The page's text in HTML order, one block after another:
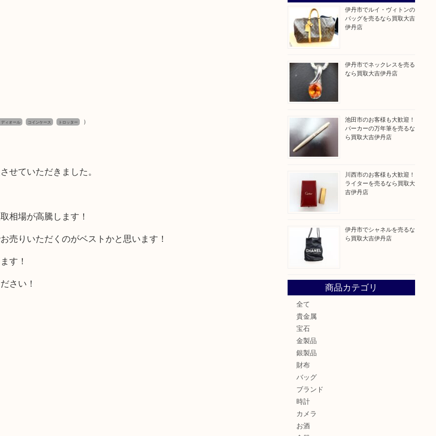
ィオール コインケース トロッター ）
せていただきました。
相場が高騰します！
売りいただくのがベストかと思います！
す！
さい！
伊丹市でルイ・ヴィトンの
バッグを売るなら買取大吉
伊丹店
伊丹市でネックレスを売る
なら買取大吉伊丹店
池田市のお客様も大歓迎！
パーカーの万年筆を売るな
ら買取大吉伊丹店
川西市のお客様も大歓迎！
ライターを売るなら買取大
吉伊丹店
伊丹市でシャネルを売るな
ら買取大吉伊丹店
商品カテゴリ
全て
貴金属
宝石
金製品
銀製品
財布
バッグ
ブランド
時計
カメラ
お酒